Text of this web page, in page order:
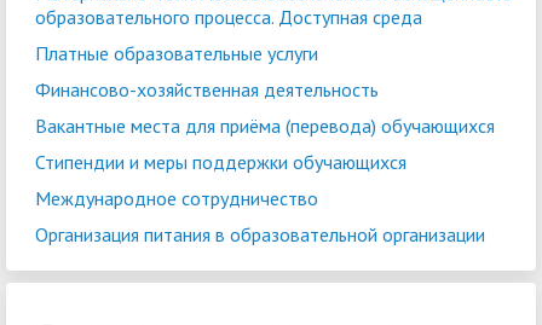
образовательного процесса. Доступная среда
Платные образовательные услуги
Финансово-хозяйственная деятельность
Вакантные места для приёма (перевода) обучающихся
Стипендии и меры поддержки обучающихся
Международное сотрудничество
Организация питания в образовательной организации